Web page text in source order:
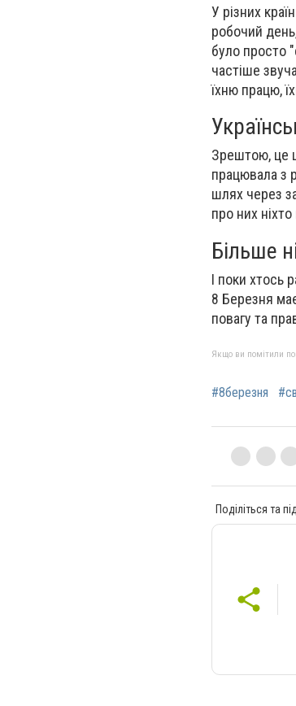
У різних
робочий
було просто
частіше
їхню працю,
Зрештою, це
працювала з
шлях через
про них
Більше
І поки хтось
8 Березня
повагу та
Якщо ви помітили
#8березня
Поділіться та